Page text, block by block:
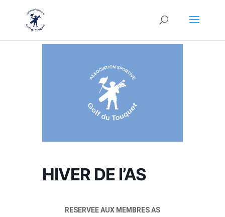
HIVER DE l’AS
RESERVEE AUX MEMBRES AS